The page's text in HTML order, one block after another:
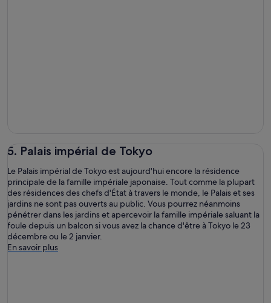
5. Palais impérial de Tokyo
Le Palais impérial de Tokyo est aujourd'hui encore la résidence
principale de la famille impériale japonaise. Tout comme la plupart
des résidences des chefs d'État à travers le monde, le Palais et ses
jardins ne sont pas ouverts au public. Vous pourrez néanmoins
pénétrer dans les jardins et apercevoir la famille impériale saluant la
foule depuis un balcon si vous avez la chance d'être à Tokyo le 23
décembre ou le 2 janvier.
En savoir plus